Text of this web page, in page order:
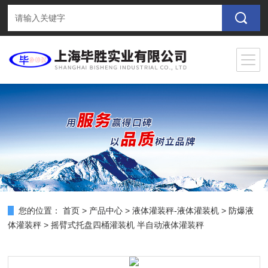
您的位置： 首页 > 产品中心 >液体灌装秤-液体灌装机 > 防爆液
体灌装秤 > 摇臂式托盘四桶灌装机 半自动液体灌装秤